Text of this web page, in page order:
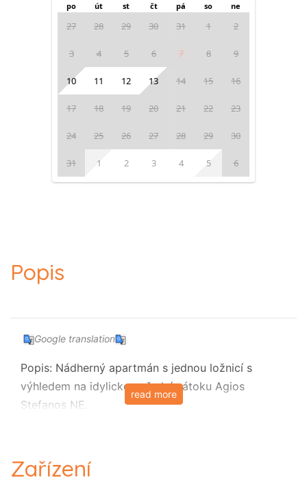
po út st čt pá so ne
27 28 29 30 31 1 2
3 4 5 6 7 8 9
10 11 12 13 14 15 16
17 18 19 20 21 22 23
24 25 26 27 28 29 30
31 1 2 3 4 5 6
Popis
Google translation
Popis: Nádherný apartmán s jednou ložnicí s
výhledem na idylickou přední zátoku Agios
Stefanos NE.
uhnízděný v srdci nejoblíbenějšího letoviska Agios
read more
Zařízení